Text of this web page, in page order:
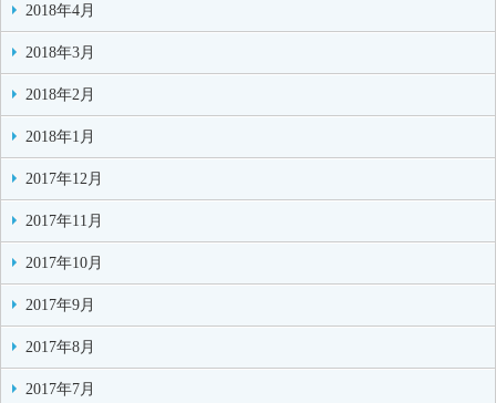
2018年4月
2018年3月
2018年2月
2018年1月
2017年12月
2017年11月
2017年10月
2017年9月
2017年8月
2017年7月